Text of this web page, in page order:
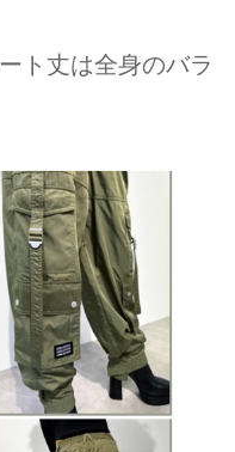
ト丈は全身のバラ